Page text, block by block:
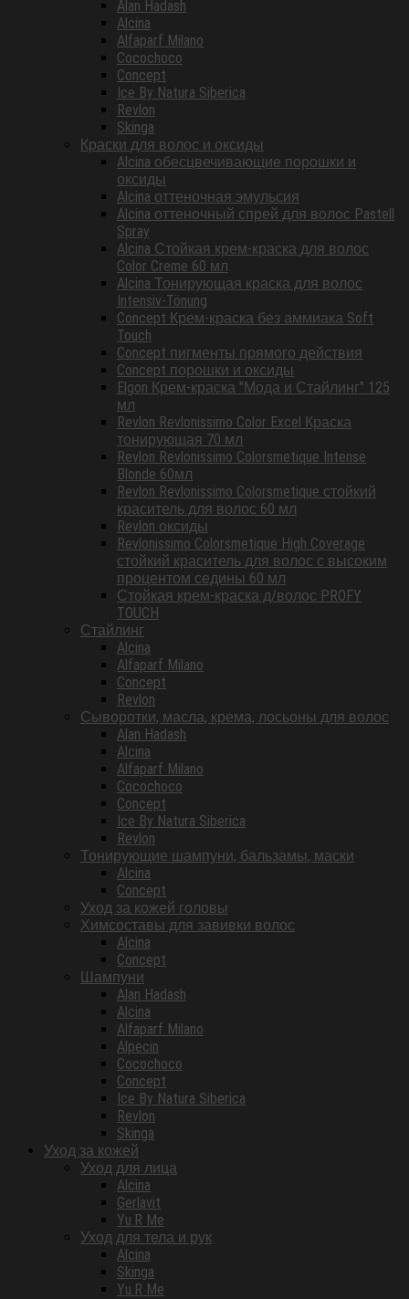
Alan Hadash
Alcina
Alfaparf Milano
Cocochoco
Concept
Ice By Natura Siberica
Revlon
Skinga
Краски для волос и оксиды
Alcina обесцвечивающие порошки и
оксиды
Alcina оттеночная эмульсия
Alcina оттеночный спрей для волос Pastell
Spray
Alcina Стойкая крем-краска для волос
Color Creme 60 мл
Alcina Тонирующая краска для волос
Intensiv-Tönung
Concept Крем-краска без аммиака Soft
Touch
Concept пигменты прямого действия
Concept порошки и оксиды
Elgon Крем-краска "Мода и Стайлинг" 125
мл
Revlon Revlonissimo Color Excel Краска
тонирующая 70 мл
Revlon Revlonissimo Colorsmetique Intense
Blonde 60мл
Revlon Revlonissimo Colorsmetique стойкий
краситель для волос 60 мл
Revlon оксиды
Revlonissimo Colorsmetique High Coverage
стойкий краситель для волос с высоким
процентом седины 60 мл
Стойкая крем-краска д/волос PROFY
TOUCH
Стайлинг
Alcina
Alfaparf Milano
Concept
Revlon
Сыворотки, масла, крема, лосьоны для волос
Alan Hadash
Alcina
Alfaparf Milano
Cocochoco
Concept
Ice By Natura Siberica
Revlon
Тонирующие шампуни, бальзамы, маски
Alcina
Concept
Уход за кожей головы
Химсоставы для завивки волос
Alcina
Concept
Шампуни
Alan Hadash
Alcina
Alfaparf Milano
Alpecin
Cocochoco
Concept
Ice By Natura Siberica
Revlon
Skinga
Уход за кожей
Уход для лица
Alcina
Gerlavit
Yu.R Me
Уход для тела и рук
Alcina
Skinga
Yu.R Me